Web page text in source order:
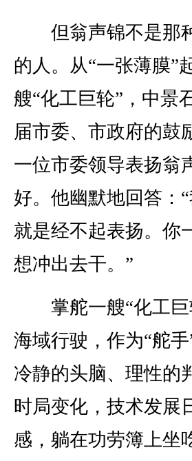
但翁声锦不是那
的人。从“一张薄膜”
艘“化工巨轮”，中景
届市委、市政府的鼓
一位市委领导表扬翁
好。他幽默地回答：
就是经不起表扬。你
想冲出去干。”
掌舵一艘“化工巨
海域行驶，作为“舵
冷静的头脑、理性的
时局变化，技术发展
感，躺在功劳簿上坐